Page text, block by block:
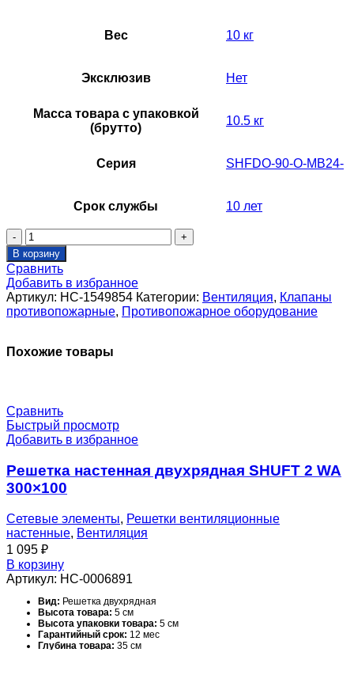
Вес 10 кг
Эксклюзив Нет
Масса товара с упаковкой
(брутто)
10.5 кг
Серия SHFDO-90-O-MB24-
Срок службы 10 лет
Количество
товара
Клапан
противопожарный
SHUFT
SHFDO-
90-
800_650-
0-
0
В корзину
Сравнить
Добавить в избранное
Артикул: НС-1549854 Категории: Вентиляция, Клапаны
противопожарные, Противопожарное оборудование
Похожие товары
Сравнить
Быстрый просмотр
Добавить в избранное
Решетка настенная двухрядная SHUFT 2 WA
300×100
Сетевые элементы, Решетки вентиляционные
настенные, Вентиляция
1 095 ₽
В корзину
Артикул: НС-0006891
Вид: Решетка двухрядная
Высота товара: 5 см
Высота упаковки товара: 5 см
Гарантийный срок: 12 мес
Глубина товара: 35 см